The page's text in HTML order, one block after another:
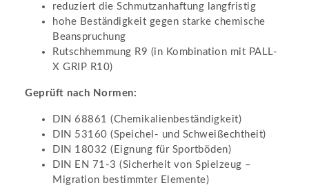
reduziert die Schmutzanhaftung langfristig
hohe Beständigkeit gegen starke chemische
Beanspruchung
Rutschhemmung R9 (in Kombination mit PALL-
X GRIP R10)
Geprüft nach Normen:
DIN 68861 (Chemikalienbeständigkeit)
DIN 53160 (Speichel- und Schweißechtheit)
DIN 18032 (Eignung für Sportböden)
DIN EN 71-3 (Sicherheit von Spielzeug –
Migration bestimmter Elemente)